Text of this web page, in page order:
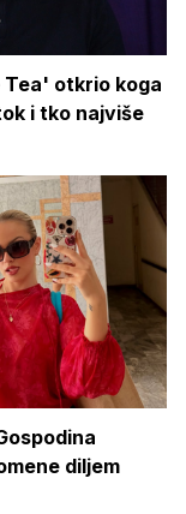
otkrio koga
i tko najviše
diljem